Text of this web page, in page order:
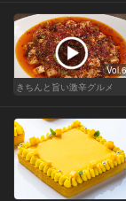
Vol.6
きちんと旨い激辛グルメ